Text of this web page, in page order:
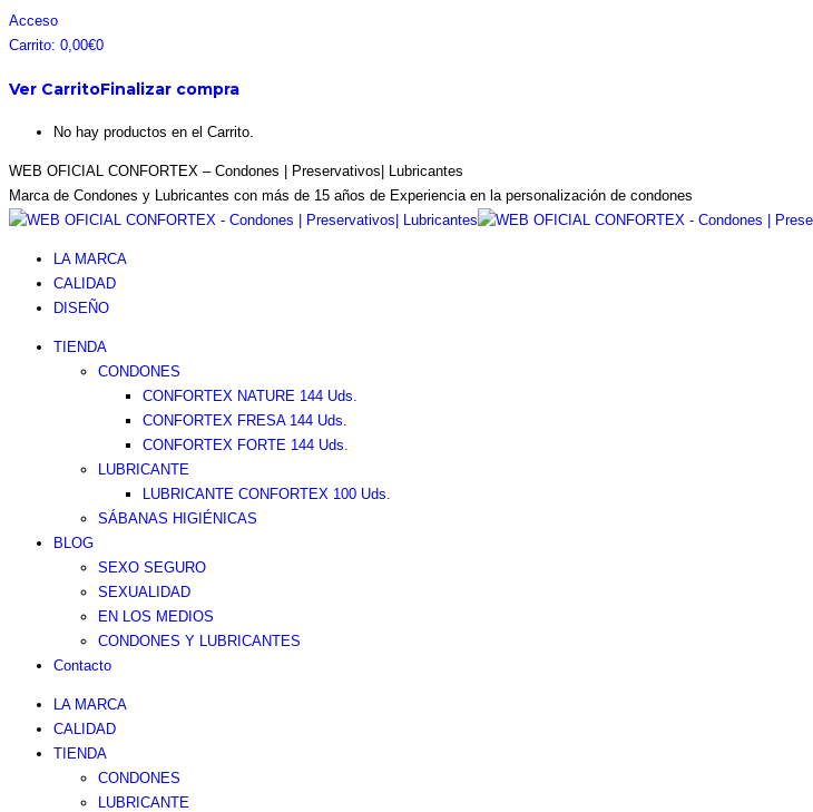
Saltar
al
Facebook
page
in
Instagram
page
in
Pinterest
page
in
Twitter
page
in
Acceso
Carrito: 0,00€0
Ver CarritoFinalizar compra
No hay productos en el Carrito.
WEB OFICIAL CONFORTEX – Condones | Preservativos| Lubricantes
Marca de Condones y Lubricantes con más de 15 años de Experiencia en la personalización de condones
LA MARCA
CALIDAD
DISEÑO
TIENDA
CONDONES
CONFORTEX NATURE 144 Uds.
CONFORTEX FRESA 144 Uds.
CONFORTEX FORTE 144 Uds.
LUBRICANTE
LUBRICANTE CONFORTEX 100 Uds.
SÁBANAS HIGIÉNICAS
BLOG
SEXO SEGURO
SEXUALIDAD
EN LOS MEDIOS
CONDONES Y LUBRICANTES
Contacto
LA MARCA
CALIDAD
TIENDA
CONDONES
LUBRICANTE